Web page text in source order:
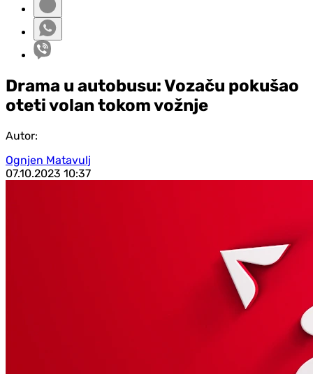
Drama u autobusu: Vozaču pokušao
oteti volan tokom vožnje
Autor:
Ognjen Matavulj
07.10.2023 10:37